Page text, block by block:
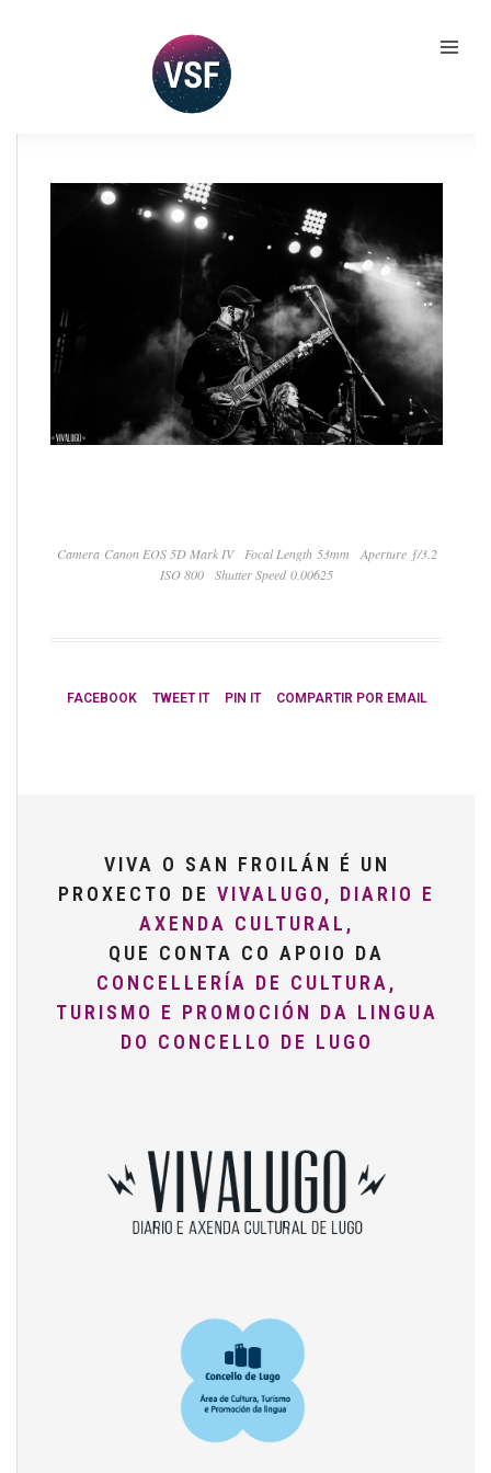
Camera Canon EOS 5D Mark IV Focal Length 53mm
Aperture ƒ/3.2
ISO 800
Shutter Speed 0.00625
FACEBOOK TWEET IT PIN IT COMPARTIR POR EMAIL
VIVA O SAN FROILÁN É UN
PROXECTO DE VIVALUGO, DIARIO E
AXENDA CULTURAL,
QUE CONTA CO APOIO DA
CONCELLERÍA DE CULTURA,
TURISMO E PROMOCIÓN DA LINGUA
DO CONCELLO DE LUGO